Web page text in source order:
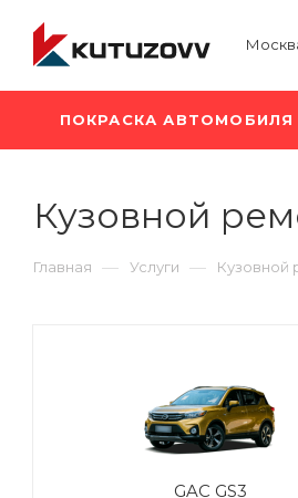
ПОКРАСКА АВТОМОБИЛЯ
Кузовной
Главная — Услуги — Кузовной
GAC GS3